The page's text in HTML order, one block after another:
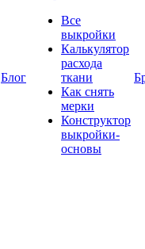
Блог
Все
выкройки
Калькулятор
расхода
ткани
Как снять
мерки
Конструктор
выкройки-
основы